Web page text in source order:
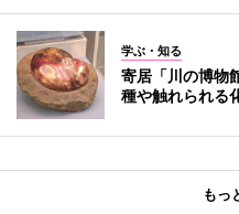
学ぶ・知る
寄居「川の博物
種や触れられる
もっ